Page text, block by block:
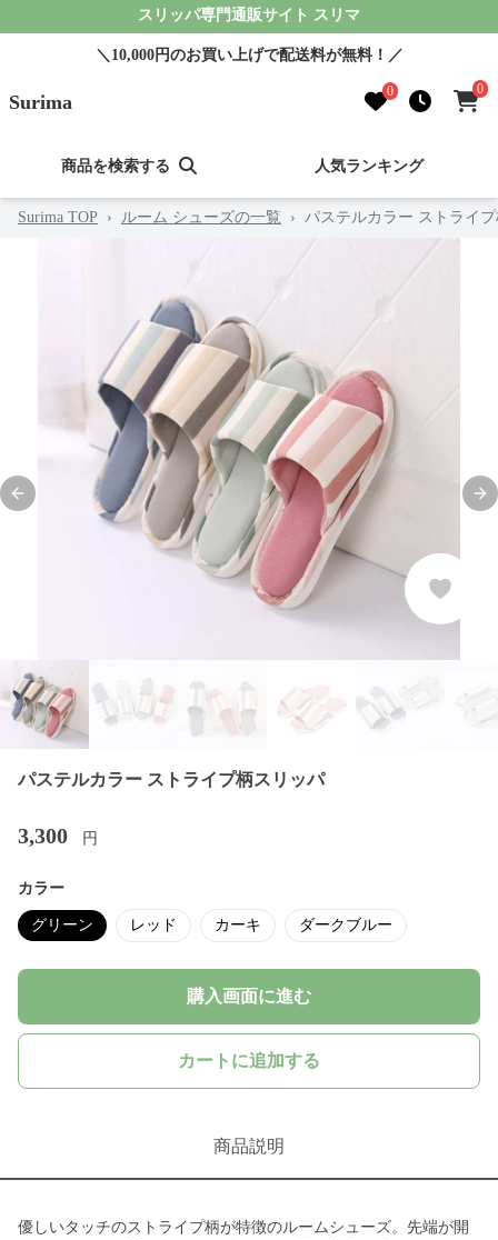
スリッパ専門通販サイト スリマ
＼10,000円のお買い上げで配送料が無料！／
Surima 0 0
商品を検索する 人気ランキング
Surima TOP › ルーム シューズの一覧 › パステルカラー ストライ
Previous slide
パステルカラー ストライプ柄スリッパ
3,300 円
カラー
グリーン レッド カーキ ダークブルー
購入画面に進む
カートに追加する
商品説明
優しいタッチのストライプ柄が特徴のルームシューズ。先端が開